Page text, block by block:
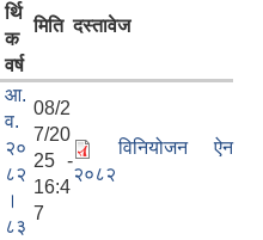
र्थि
क
वर्ष
मिति दस्तावेज
आ.
व.
२०
८२
।
८३
08/2
7/20
25 -
16:4
7
विनियोजन ऐन
२०८२